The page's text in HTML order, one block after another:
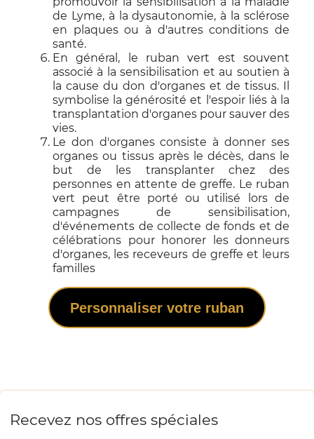
de Lyme, à la dysautonomie, à la sclérose
en plaques ou à d'autres conditions de
santé.
En général, le ruban vert est souvent
associé à la sensibilisation et au soutien à
la cause du don d'organes et de tissus. Il
symbolise la générosité et l'espoir liés à la
transplantation d'organes pour sauver des
vies.
Le don d'organes consiste à donner ses
organes ou tissus après le décès, dans le
but de les transplanter chez des
personnes en attente de greffe. Le ruban
vert peut être porté ou utilisé lors de
campagnes de sensibilisation,
d'événements de collecte de fonds et de
célébrations pour honorer les donneurs
d'organes, les receveurs de greffe et leurs
familles
Personnaliser votre ruban
Recevez nos offres spéciales